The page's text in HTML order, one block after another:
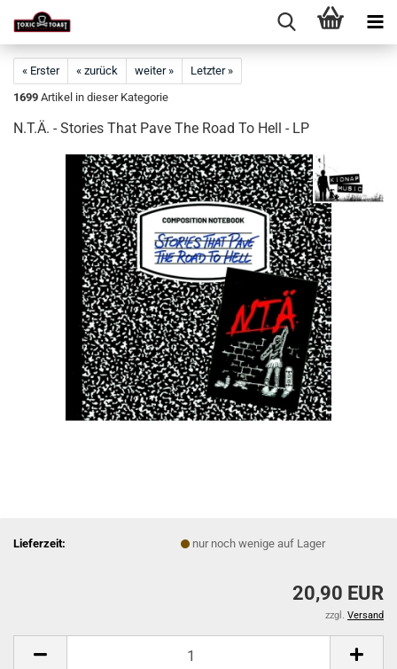
« Erster « zurück weiter »
Letzter »
1699 Artikel in dieser Kategorie
N.T.Ä. - Stories That Pave The Road To Hell - LP
Lieferzeit: nur noch wenige auf Lager
20,90 EUR
zzgl. Versand